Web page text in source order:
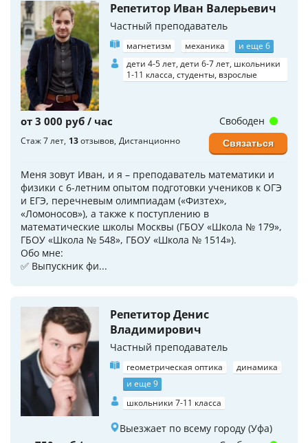
Репетитор Иван Валерьевич
Частный преподаватель
магнетизм механика
и еще 6
дети 4-5 лет, дети 6-7 лет, школьники
1-11 класса, студенты, взрослые
от 3 000 руб / час
Стаж 7 лет 13отзывов Дистанционно
Меня зовут Иван, и я – преподаватель математики и
физики с 6-летним опытом подготовки учеников к ОГЭ
и ЕГЭ, перечневым олимпиадам («Физтех»,
«Ломоносов»), а также к поступлению в
математические школы Москвы (ГБОУ «Школа № 179»,
ГБОУ «Школа № 548», ГБОУ «Школа № 1514»).
Обо мне:
✅ Выпускник фи...
Свободен
Связаться
Репетитор Денис
Владимирович
Частный преподаватель
геометрическая оптика
динамика
и еще 9
школьники 7-11 класса
Выезжает по всему городу (Уфа)